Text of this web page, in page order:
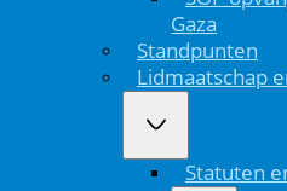
Gaza
Standpunten
Lidmaatschap
Statuten
Locatie: Hotel Pichlmayrgut,
11/01/2026